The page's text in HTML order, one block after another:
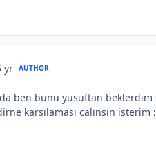
yr AUTHOR
ben bunu yusuftan
karsılaması calınsın